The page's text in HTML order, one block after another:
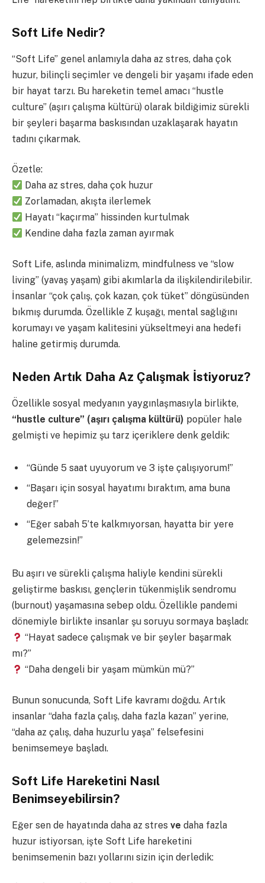
Soft Life Nedir?
“Soft Life” genel anlamıyla daha az stres, daha çok
huzur, bilinçli seçimler ve dengeli bir yaşamı ifade eden
bir hayat tarzı. Bu hareketin temel amacı “hustle
culture” (aşırı çalışma kültürü) olarak bildiğimiz sürekli
bir şeyleri başarma baskısından uzaklaşarak hayatın
tadını çıkarmak.
Özetle:
Daha az stres, daha çok huzur
Zorlamadan, akışta ilerlemek
Hayatı “kaçırma” hissinden kurtulmak
Kendine daha fazla zaman ayırmak
Soft Life, aslında minimalizm, mindfulness ve “slow
living” (yavaş yaşam) gibi akımlarla da ilişkilendirilebilir.
İnsanlar “çok çalış, çok kazan, çok tüket” döngüsünden
bıkmış durumda. Özellikle Z kuşağı, mental sağlığını
korumayı ve yaşam kalitesini yükseltmeyi ana hedefi
haline getirmiş durumda.
Neden Artık Daha Az Çalışmak İstiyoruz?
Özellikle sosyal medyanın yaygınlaşmasıyla birlikte,
“hustle culture” (aşırı çalışma kültürü) popüler hale
gelmişti ve hepimiz şu tarz içeriklere denk geldik:
“Günde 5 saat uyuyorum ve 3 işte çalışıyorum!”
“Başarı için sosyal hayatımı bıraktım, ama buna
değer!”
“Eğer sabah 5’te kalkmıyorsan, hayatta bir yere
gelemezsin!”
Bu aşırı ve sürekli çalışma haliyle kendini sürekli
geliştirme baskısı, gençlerin tükenmişlik sendromu
(burnout) yaşamasına sebep oldu. Özellikle pandemi
dönemiyle birlikte insanlar şu soruyu sormaya başladı:
“Hayat sadece çalışmak ve bir şeyler başarmak
mı?”
“Daha dengeli bir yaşam mümkün mü?”
Bunun sonucunda, Soft Life kavramı doğdu. Artık
insanlar “daha fazla çalış, daha fazla kazan” yerine,
“daha az çalış, daha huzurlu yaşa” felsefesini
benimsemeye başladı.
Soft Life Hareketini Nasıl
Benimseyebilirsin?
Eğer sen de hayatında daha az stres ve daha fazla
huzur istiyorsan, işte Soft Life hareketini
benimsemenin bazı yollarını sizin için derledik: